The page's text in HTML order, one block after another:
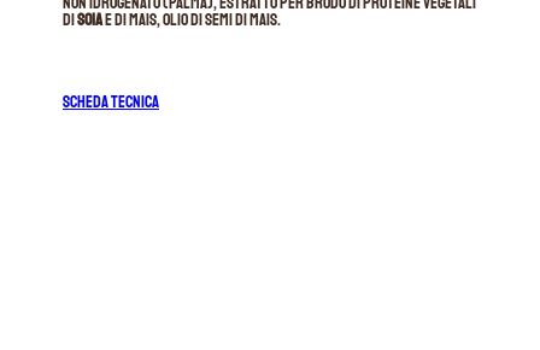
disoiae di mais, olio di semi di mais.
SCHEDA TECNICA